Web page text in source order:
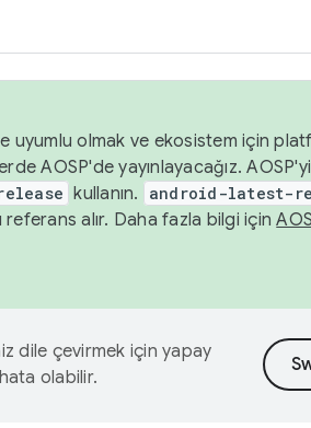
olmak ve ekosistem için
AOSP'de yayınlayacağız.
kullanın. android-latest-
alır. Daha fazla bilgi için
dile çevirmek için yapay
olabilir.